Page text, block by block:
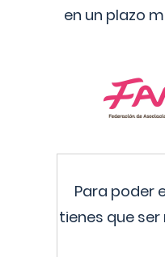
en un plazo
Para poder
tienes que ser